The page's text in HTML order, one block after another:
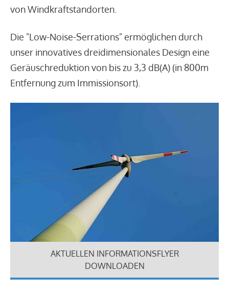
von Windkraftstandorten.
Die "Low-Noise-Serrations" ermöglichen durch
unser innovatives dreidimensionales Design eine
Geräuschreduktion von bis zu 3,3 dB(A) (in 800m
Entfernung zum Immissionsort).
AKTUELLEN INFORMATIONSFLYER
DOWNLOADEN